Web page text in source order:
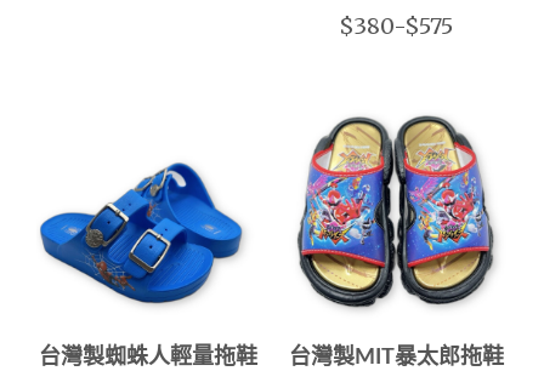
$380-$575
台灣製蜘蛛人輕量拖鞋 台灣製MIT暴太郎拖鞋